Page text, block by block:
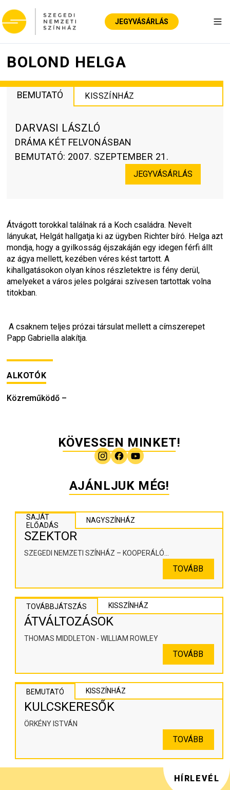
JEGYVÁSÁRLÁS
BOLOND HELGA
BEMUTATÓ KISSZÍNHÁZ
DARVASI LÁSZLÓ
DRÁMA KÉT FELVONÁSBAN
BEMUTATÓ: 2007. SZEPTEMBER 21.
JEGYVÁSÁRLÁS
Átvágott torokkal találnak rá a Koch családra. Nevelt
lányukat, Helgát hallgatja ki az ügyben Richter bíró. Helga azt
mondja, hogy a gyilkosság éjszakáján egy idegen férfi állt
az ágya mellett, kezében véres kést tartott. A
kihallgatásokon olyan kínos részletektre is fény derül,
amelyeket a város jeles polgárai szívesen tartottak volna
titokban.
A csaknem teljes prózai társulat mellett a címszerepet
Papp Gabriella alakítja.
ALKOTÓK
Közreműködő –
KÖVESSEN MINKET!
AJÁNLJUK MÉG!
SAJÁT
ELŐADÁS
NAGYSZÍNHÁZ
SZEKTOR
SZEGEDI NEMZETI SZÍNHÁZ – KOOPERÁLÓ
TOVÁBB
TOVÁBBJÁTSZÁS KISSZÍNHÁZ
ÁTVÁLTOZÁSOK
THOMAS MIDDLETON - WILLIAM ROWLEY
TOVÁBB
BEMUTATÓ KISSZÍNHÁZ
KULCSKERESŐK
ÖRKÉNY ISTVÁN
TOVÁBB
HÍRLEVÉL